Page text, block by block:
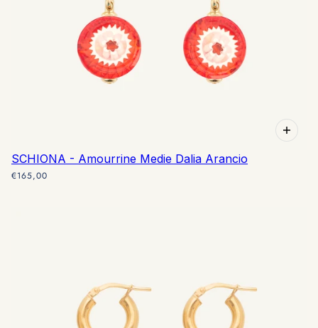
SCHIONA - Amourrine Medie Dalia Arancio
€165,00